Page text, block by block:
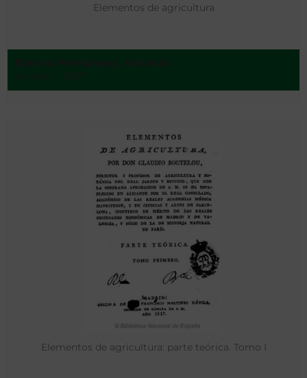
Elementos de agricultura
Elementos de agricultura: parte teórica. Tomo I